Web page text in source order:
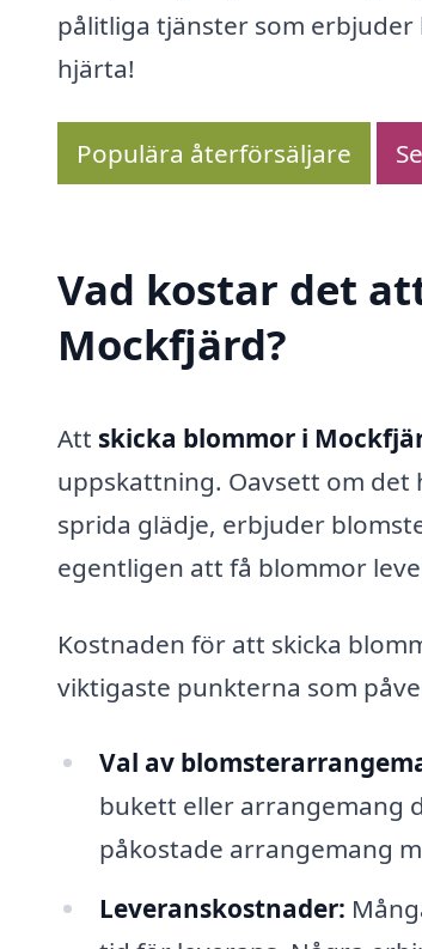
pålitliga tjänster som
hjärta!
Populära återförsäljare
Vad kostar det
Mockfjärd?
Att skicka blommor i
uppskattning. Oavsett om
sprida glädje, erbjuder
egentligen att få blommor
Kostnaden för att skicka
viktigaste punkterna som
Val av
bukett eller arrangemang
påkostade arrangemang
Leveranskostnader: